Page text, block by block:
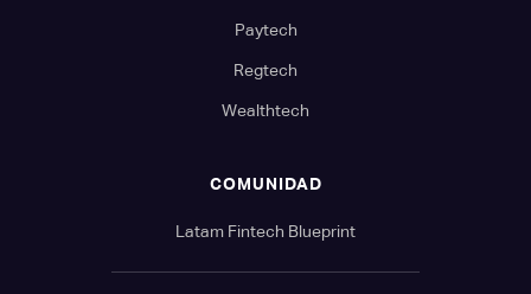
Paytech
Regtech
Wealthtech
COMUNIDAD
Latam Fintech Blueprint